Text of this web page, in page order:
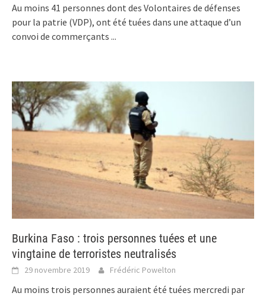
Au moins 41 personnes dont des Volontaires de défenses
pour la patrie (VDP), ont été tuées dans une attaque d’un
convoi de commerçants ...
Burkina Faso : trois personnes tuées et une
vingtaine de terroristes neutralisés
29 novembre 2019 Frédéric Powelton
Au moins trois personnes auraient été tuées mercredi par